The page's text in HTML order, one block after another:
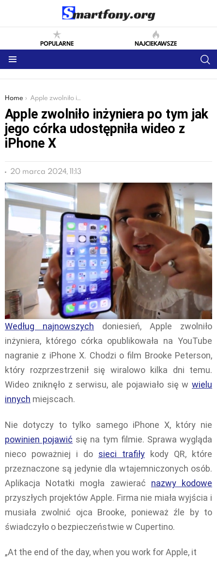
POPULARNE NAJCIEKAWSZE
You are here:
Home Apple zwolniło inżyniera po tym jak jego córka udostępniła wideo z iPhone X
Apple zwolniło inżyniera po tym jak
jego córka udostępniła wideo z
iPhone X
20 marca 2024, 11:13
Według najnowszych doniesień, Apple zwolniło
inżyniera, którego córka opublikowała na YouTube
nagranie z iPhone X. Chodzi o film Brooke Peterson,
który rozprzestrzenił się wiralowo kilka dni temu.
Wideo zniknęło z serwisu, ale pojawiało się w wielu
innych miejscach.
Nie dotyczy to tylko samego iPhone X, który nie
powinien pojawić się na tym filmie. Sprawa wygląda
nieco poważniej i do sieci trafiły kody QR, które
przeznaczone są jedynie dla wtajemniczonych osób.
Aplikacja Notatki mogła zawierać nazwy kodowe
przyszłych projektów Apple. Firma nie miała wyjścia i
musiała zwolnić ojca Brooke, ponieważ źle by to
świadczyło o bezpieczeństwie w Cupertino.
„At the end of the day, when you work for Apple, it